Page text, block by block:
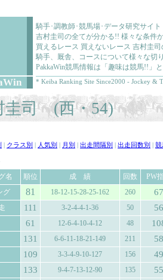
騎手･調教師･競馬場･データ研究サイ
吉村圭司の全てが分かる!! 様々な条件
買えるレース 買えないレース 吉村圭
騎手、厩舎、コースについて様々な切
PakkaWin競馬情報は「趣味は競馬!!」
* Keiba Ranking Site Since2000 - Jockey &
圭司 (西・54)
クラス別 人気別 月別 出走間隔別 出走回数別 競
名 順位 成 績 回数
PW
グ
81 18-12-15-28-25-162 260 67
111 3-2-4-4-1-36 50 56
61 12-6-4-10-4-12 48
131 6-6-11-18-21-149 211 58
109 3-3-4-9-10-127 156 49
133 9-4-7-13-12-90 135 55